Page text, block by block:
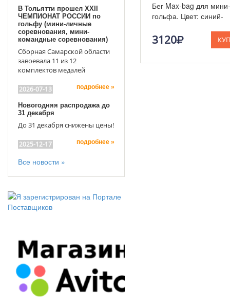
В Тольятти прошел XXII
ЧЕМПИОНАТ РОССИИ по
гольфу (мини-личные
соревнования, мини-
командные соревнования)
Сборная Самарской области
завоевала 11 из 12
комплектов медалей
2026-07-13 подробнее »
Новогодняя распродажа до
31 декабря
До 31 декабря снижены цены!
2025-12-17 подробнее »
Все новости »
Бег Max-bag для мини-
гольфа. Цвет: синий-
35 см * 20 см * 16 см.
3120